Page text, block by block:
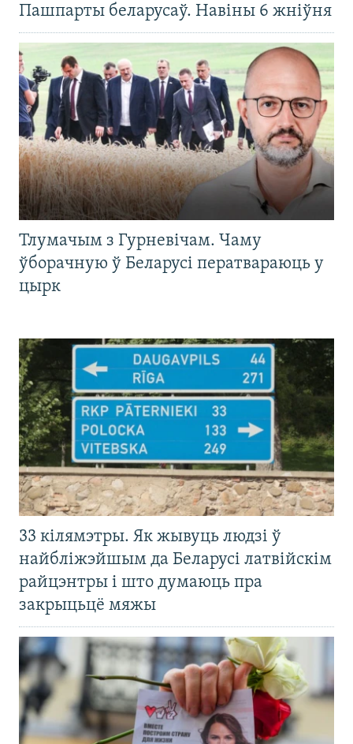
Пашпарты беларусаў. Навіны 6 жніўня
Тлумачым з Гурневічам. Чаму
ўборачную ў Беларусі ператвараюць у
цырк
33 кілямэтры. Як жывуць людзі ў
найбліжэйшым да Беларусі латвійскім
райцэнтры і што думаюць пра
закрыцьцё мяжы